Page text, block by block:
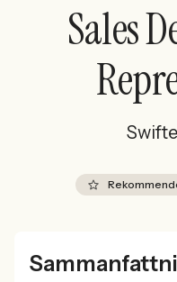
Ny här? Skapa konto
Sales